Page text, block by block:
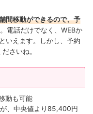
間移動ができるので、予
。 電話だけでなく、WEBか
いえます。しかし、予約
さいね。
動も可能
、中央値より85,400円